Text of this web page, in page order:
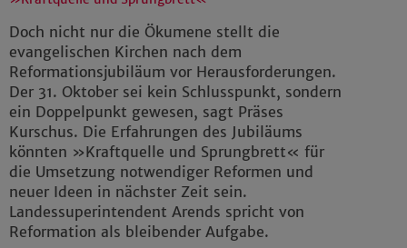
Doch nicht nur die Ökumene stellt die
evangelischen Kirchen nach dem
Reformationsjubiläum vor Herausforderungen.
Der 31. Oktober sei kein Schlusspunkt, sondern
ein Doppelpunkt gewesen, sagt Präses
Kurschus. Die Erfahrungen des Jubiläums
könnten »Kraftquelle und Sprungbrett« für
die Umsetzung notwendiger Reformen und
neuer Ideen in nächster Zeit sein.
Landessuperintendent Arends spricht von
Reformation als bleibender Aufgabe.